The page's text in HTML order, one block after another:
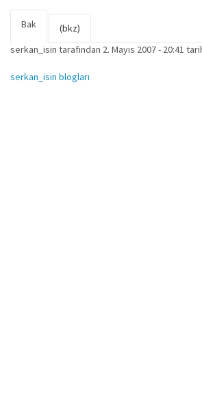
Birincil sekmeler
Bak
sekme)
(bkz)
serkan_isin tarafından 2. Mayıs 2007 - 20:41
serkan_isin blogları